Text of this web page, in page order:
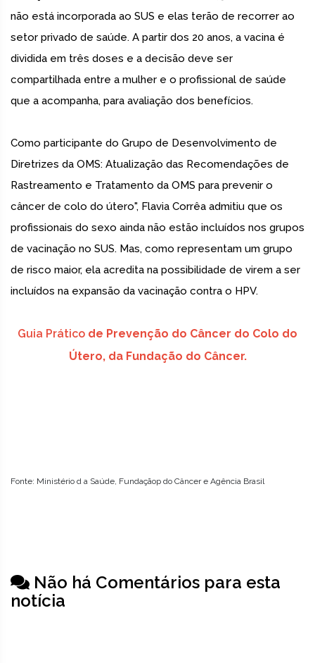
não está incorporada ao SUS e elas terão de recorrer ao
setor privado de saúde. A partir dos 20 anos, a vacina é
dividida em três doses e a decisão deve ser
compartilhada entre a mulher e o profissional de saúde
que a acompanha, para avaliação dos benefícios.
Como participante do Grupo de Desenvolvimento de
Diretrizes da OMS: Atualização das Recomendações de
Rastreamento e Tratamento da OMS para prevenir o
câncer de colo do útero", Flavia Corrêa admitiu que os
profissionais do sexo ainda não estão incluídos nos grupos
de vacinação no SUS. Mas, como representam um grupo
de risco maior, ela acredita na possibilidade de virem a ser
incluídos na expansão da vacinação contra o HPV.
Guia Prático de Prevenção do Câncer do Colo do
Útero, da Fundação do Câncer.
Fonte: Ministério d a Saúde, Fundaçãop do Câncer e Agência Brasil
Não há Comentários para esta
notícia